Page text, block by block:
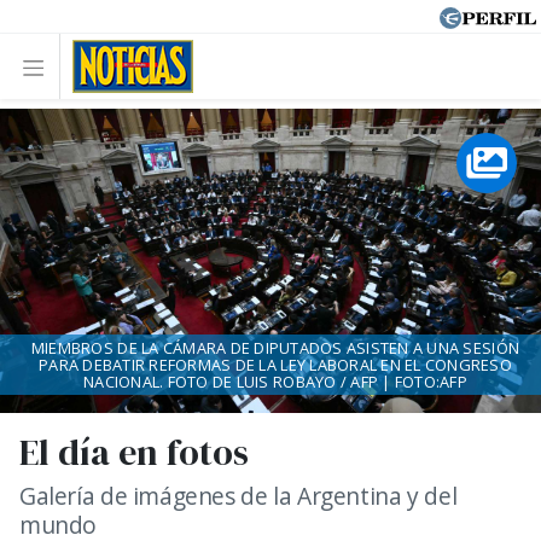
El día en fotos
Galería de imágenes de la Argentina y del
mundo
MIEMBROS DE LA CÁMARA DE DIPUTADOS ASISTEN A UNA SESIÓN
PARA DEBATIR REFORMAS DE LA LEY LABORAL EN EL CONGRESO
NACIONAL. FOTO DE LUIS ROBAYO / AFP | FOTO:AFP